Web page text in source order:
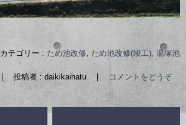
カテゴリー : ため池改修, ため池改修(竣工), 湯塚池
投稿者 : daikikaihatu コメントをどうぞ